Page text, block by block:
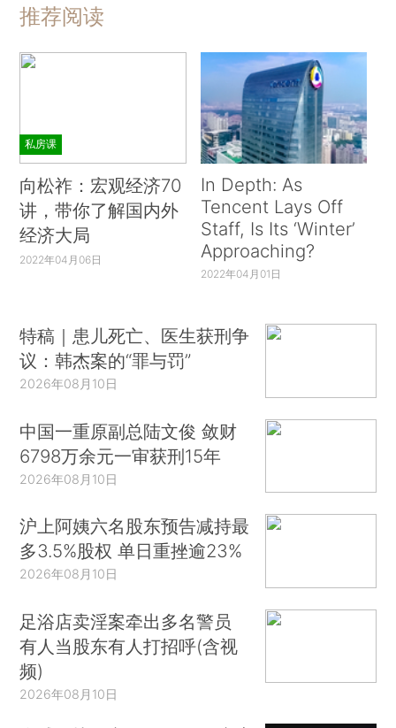
推荐阅读
私房课
向松祚：宏观经济70
讲，带你了解国内外
经济大局
2022年04月06日
In Depth: As
Tencent Lays Off
Staff, Is Its ‘Winter’
Approaching?
2022年04月01日
特稿｜患儿死亡、医生获刑争
议：韩杰案的“罪与罚”
2026年08月10日
中国一重原副总陆文俊 敛财
6798万余元一审获刑15年
2026年08月10日
沪上阿姨六名股东预告减持最
多3.5%股权 单日重挫逾23%
2026年08月10日
足浴店卖淫案牵出多名警员
有人当股东有人打招呼(含视
频)
2026年08月10日